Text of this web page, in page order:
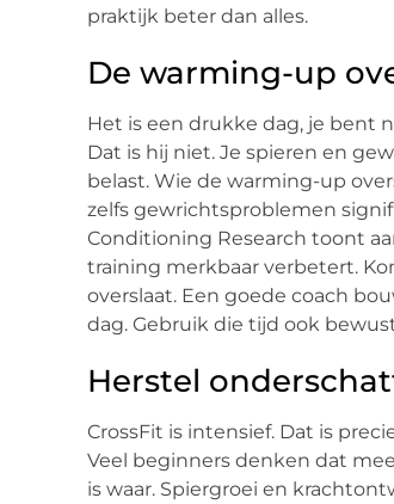
praktijk beter dan alles.
De warming-up
Het is een drukke dag, je bent
Dat is hij niet. Je spieren en
belast. Wie de warming-up
zelfs gewrichtsproblemen
Conditioning Research toont
training merkbaar verbetert.
overslaat. Een goede coach
dag. Gebruik die tijd ook
Herstel
CrossFit is intensief. Dat is
Veel beginners denken dat
is waar. Spiergroei en